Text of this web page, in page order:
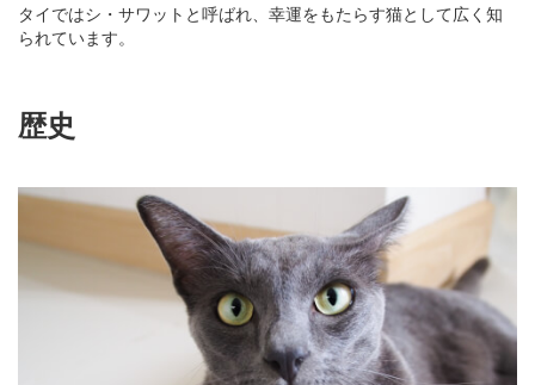
タイではシ・サワットと呼ばれ、幸運をもたらす猫として広く知
られています。
歴史